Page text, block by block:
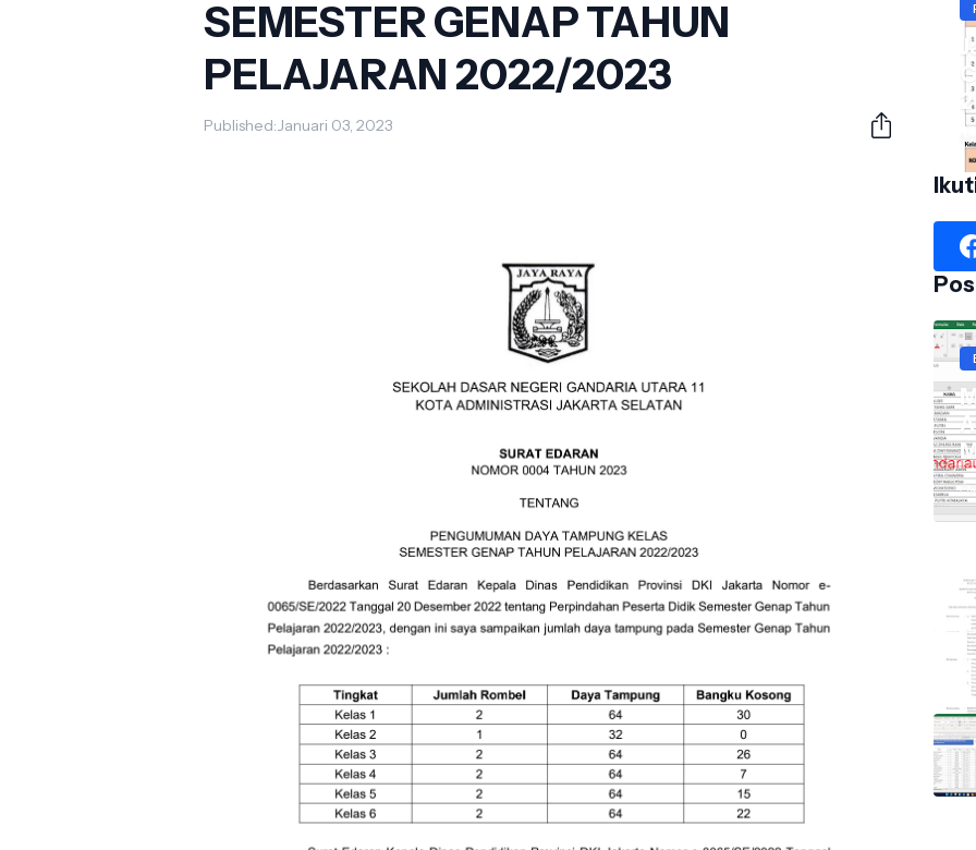
SEMESTER GENAP TAHUN
PELAJARAN 2022/2023
Published: Januari 03, 2023